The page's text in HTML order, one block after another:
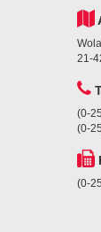
21-
(0-
(0-
(0-